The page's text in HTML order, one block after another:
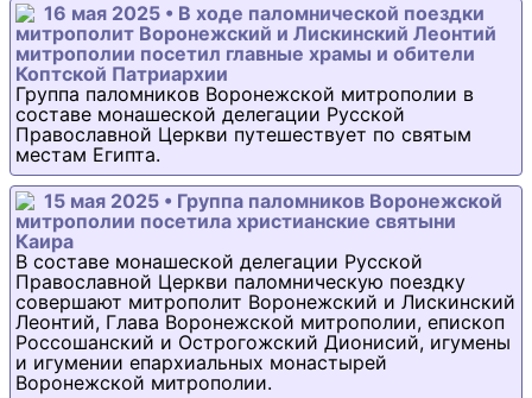
16 мая 2025 • В ходе паломнической поездки
митрополит Воронежский и Лискинский Леонтий
митрополии посетил главные храмы и обители
Коптской Патриархии
Группа паломников Воронежской митрополии в
составе монашеской делегации Русской
Православной Церкви путешествует по святым
местам Египта.
15 мая 2025 • Группа паломников Воронежской
митрополии посетила христианские святыни
Каира
В составе монашеской делегации Русской
Православной Церкви паломническую поездку
совершают митрополит Воронежский и Лискинский
Леонтий, Глава Воронежской митрополии, епископ
Россошанский и Острогожский Дионисий, игумены
и игумении епархиальных монастырей
Воронежской митрополии.